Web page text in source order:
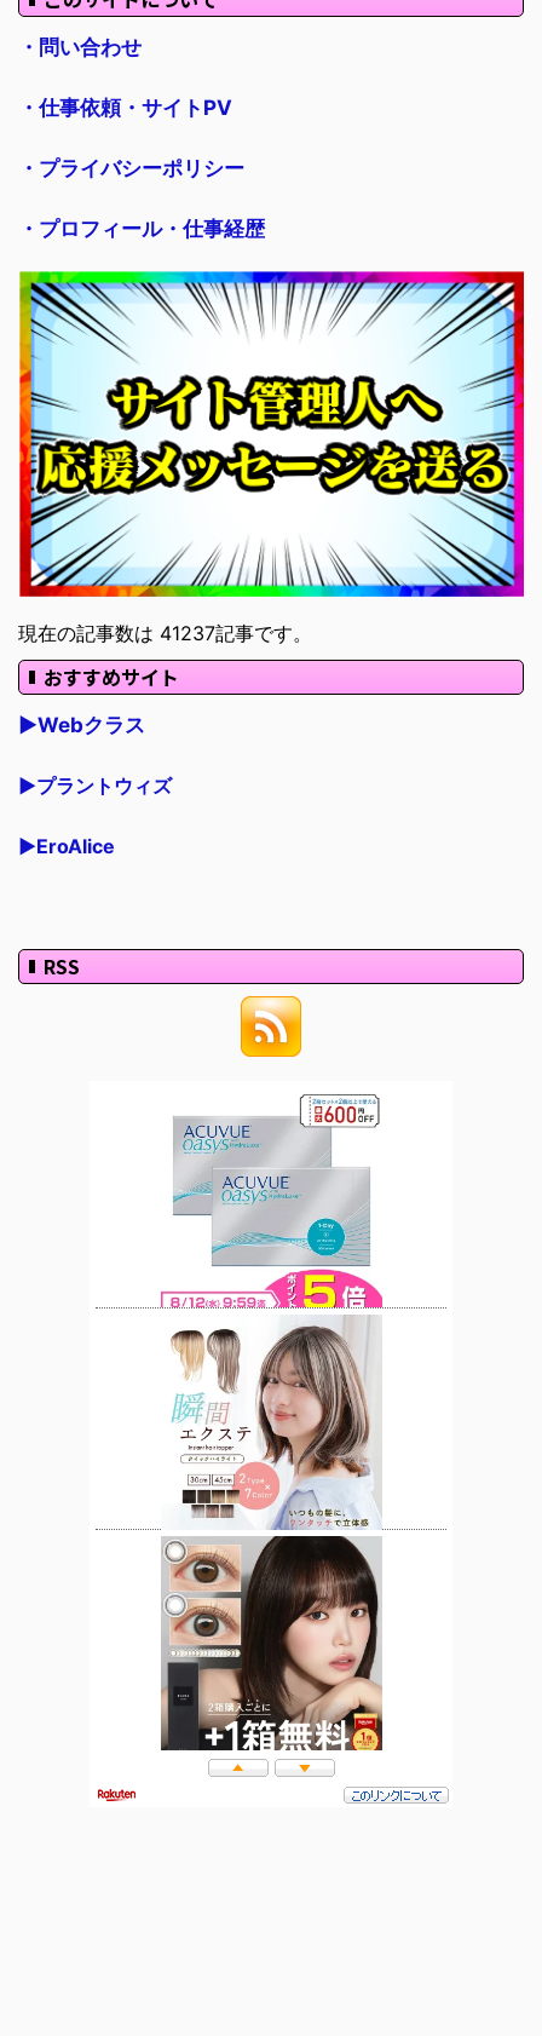
・問い合わせ
・仕事依頼・サイトPV
・プライバシーポリシー
・プロフィール・仕事経歴
現在の記事数は 41237記事です。
おすすめサイト
▶Webクラス
▶プラントウィズ
▶EroAlice
RSS